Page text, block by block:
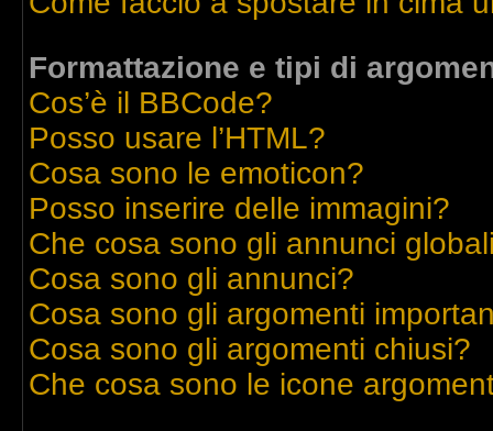
Formattazione e tipi di
Cos’è il BBCode?
Posso usare l’HTML?
Cosa sono le emoticon?
Posso inserire delle immagini?
Che cosa sono gli annunci
Cosa sono gli annunci?
Cosa sono gli argomenti
Cosa sono gli argomenti chiusi?
Che cosa sono le icone